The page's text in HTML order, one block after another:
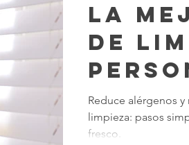
LimpiezaTransformadora
Diferencias en Limpieza
de Limpieza Caseros
La
de
Reduce alérgenos
limpieza: pasos
fresco.